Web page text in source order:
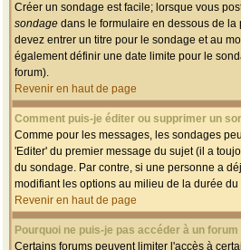
Créer un sondage est facile; lorsque vous
sondage dans le formulaire en dessous de la
devez entrer un titre pour le sondage et au
également définir une date limite pour le
forum).
Revenir en haut de page
Comment puis-je éditer ou supprimer un
Comme pour les messages, les sondages
'Editer' du premier message du sujet (il a
du sondage. Par contre, si une personne a
modifiant les options au milieu de la durée
Revenir en haut de page
Pourquoi ne puis-je pas accéder à un forum
Certains forums peuvent limiter l'accès à